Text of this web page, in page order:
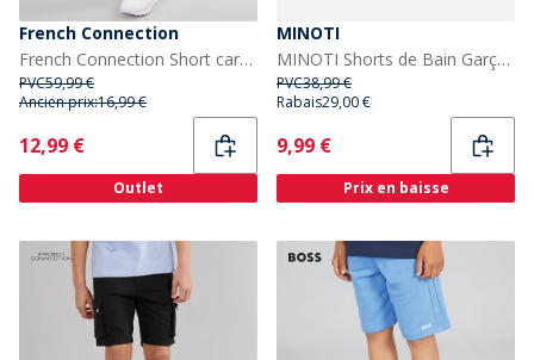
French Connection
French Connection Short cargo Garçon sable/Noir
PVC59,99 €
Ancien prix:16,99 €
Current
12,99 €
Outlet
MINOTI
MINOTI Shorts de Bain Garçon Multicolore
PVC38,99 €
Rabais29,00 €
Current
9,99 €
Prix en baisse